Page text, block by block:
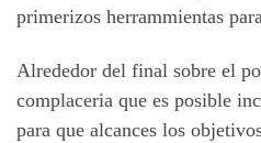
primerizos herrammientas
Alrededor del final sobre el
complaceria que es posible
para que alcances los